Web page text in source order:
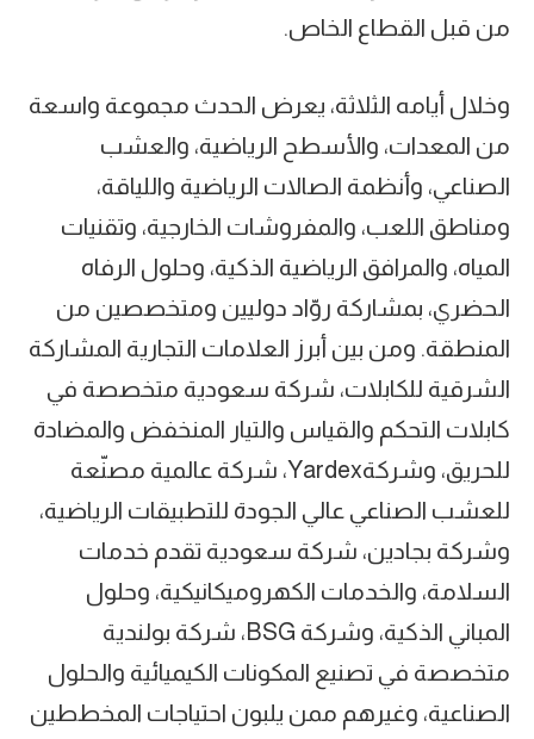
من قبل القطاع الخاص.
وخلال أيامه الثلاثة، يعرض الحدث مجموعة واسعة
من المعدات، والأسطح الرياضية، والعشب
الصناعي، وأنظمة الصالات الرياضية واللياقة،
ومناطق اللعب، والمفروشات الخارجية، وتقنيات
المياه، والمرافق الرياضية الذكية، وحلول الرفاه
الحضري، بمشاركة روّاد دوليين ومتخصصين من
المنطقة. ومن بين أبرز العلامات التجارية المشاركة
الشرقية للكابلات، شركة سعودية متخصصة في
كابلات التحكم والقياس والتيار المنخفض والمضادة
للحريق، وشركة​Yardex، شركة عالمية مصنّعة
للعشب الصناعي عالي الجودة للتطبيقات الرياضية،
وشركة بجادين، شركة سعودية تقدم خدمات
السلامة، والخدمات الكهروميكانيكية، وحلول
المباني الذكية، وشركة BSG، شركة بولندية
متخصصة في تصنيع المكونات الكيميائية والحلول
الصناعية، وغيرهم ممن يلبون احتياجات المخططين